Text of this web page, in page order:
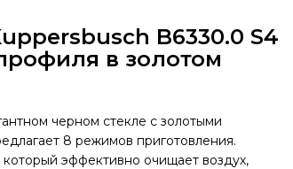
B6330.0 S4
в золотом
черном стекле с золотыми
8 режимов приготовления.
эффективно очищает воздух,